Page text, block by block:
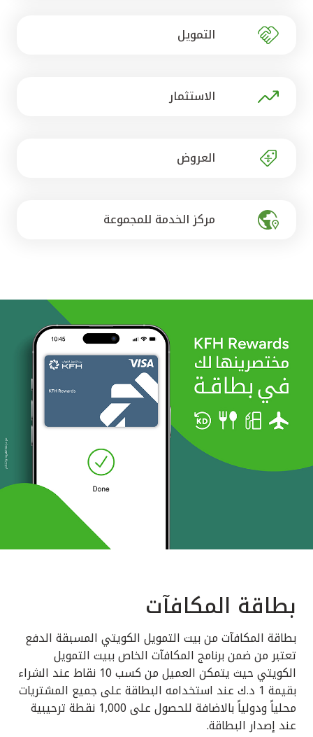
مصر
التمويل
الاستثمار
العروض
مركز الخدمة للمجموعة
بطاقة المكافآت
بطاقة المكافآت من بيت التمويل الكويتي المسبقة الدفع
تعتبر من ضمن برنامج المكافآت الخاص ببيت التمويل
الكويتي حيث يتمكن العميل من كسب 10 نقاط عند الشراء
بقيمة 1 د.ك عند استخدامه البطاقة على جميع المشتريات
محلياً ودولياً بالاضافة للحصول على 1,000 نقطة ترحيبية
عند إصدار البطاقة.